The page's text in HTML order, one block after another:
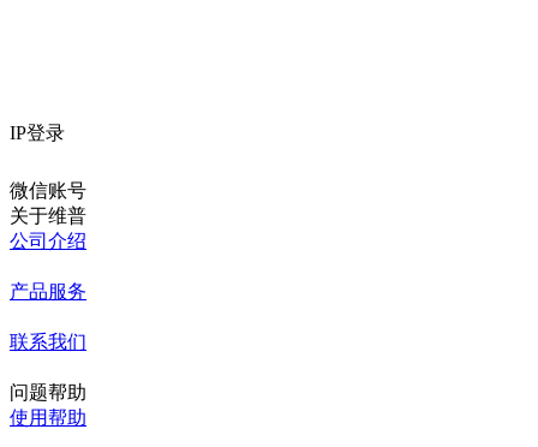
IP登录
微信账号
关于维普
公司介绍
产品服务
联系我们
问题帮助
使用帮助